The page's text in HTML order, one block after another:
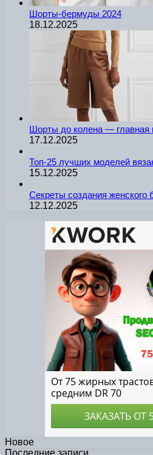
Шорты-бермуды 2024
18.12.2025
Шорты до колена — главная
17.12.2025
Топ-25 лучших моделей
15.12.2025
Секреты создания женского
12.12.2025
Новое
Последние записи